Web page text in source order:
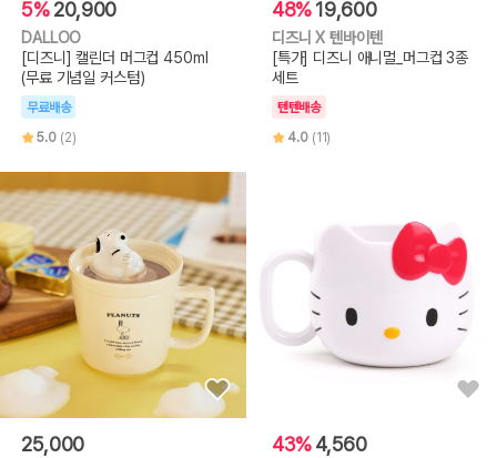
5% 20,900
DALLOO
[디즈니] 캘린더 머그컵 450ml
(무료 기념일 커스텀)
무료배송
5.0 (2)
48%19,600
디즈니 X 텐바이텐
[특가] 디즈니 애니멀_머그컵 3종
세트
텐텐배송
4.0 (11)
25,000 43%4,560